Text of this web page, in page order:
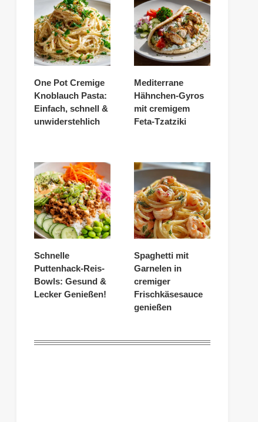
One Pot Cremige
Knoblauch Pasta:
Einfach, schnell &
unwiderstehlich
Mediterrane
Hähnchen-Gyros
mit cremigem
Feta-Tzatziki
Schnelle
Puttenhack-Reis-
Bowls: Gesund &
Lecker Genießen!
Spaghetti mit
Garnelen in
cremiger
Frischkäsesauce
genießen